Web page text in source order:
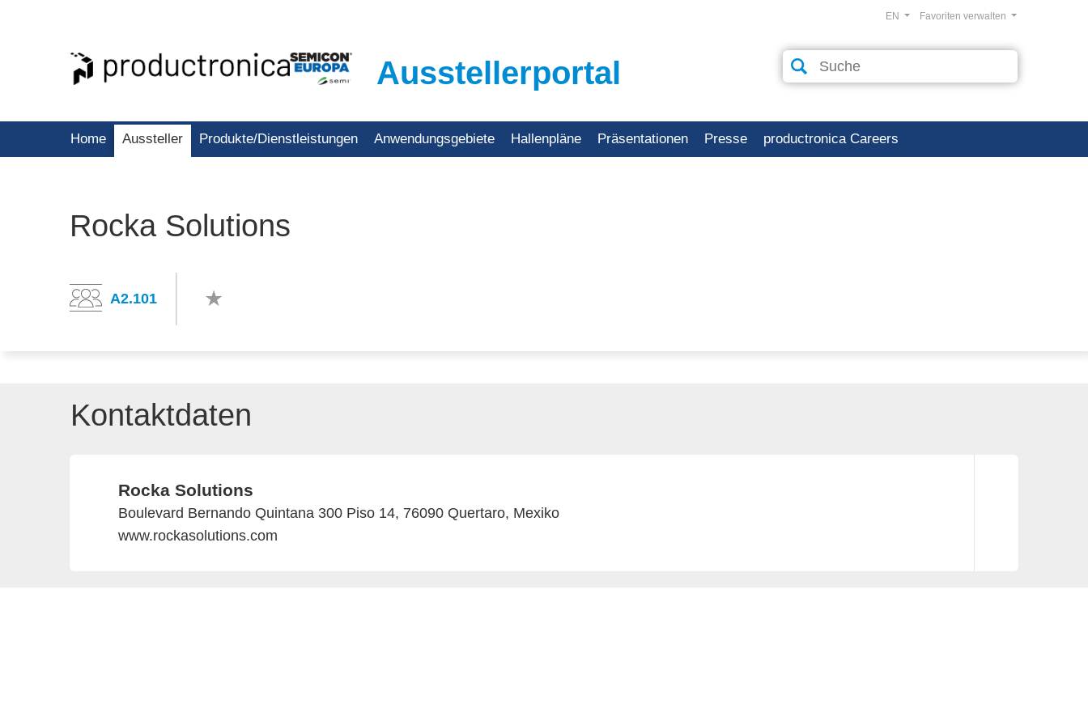
Ausstellerportal
Favoriten verwalten
EN
Home Aussteller Produkte/Dienstleistungen Anwendungsgebiete Hallenpläne Präsentationen Presse productronica Careers
Rocka Solutions
A2.101
Kontaktdaten
Rocka Solutions
Boulevard Bernando Quintana 300 Piso 14, 76090 Quertaro, Mexiko
www.rockasolutions.com